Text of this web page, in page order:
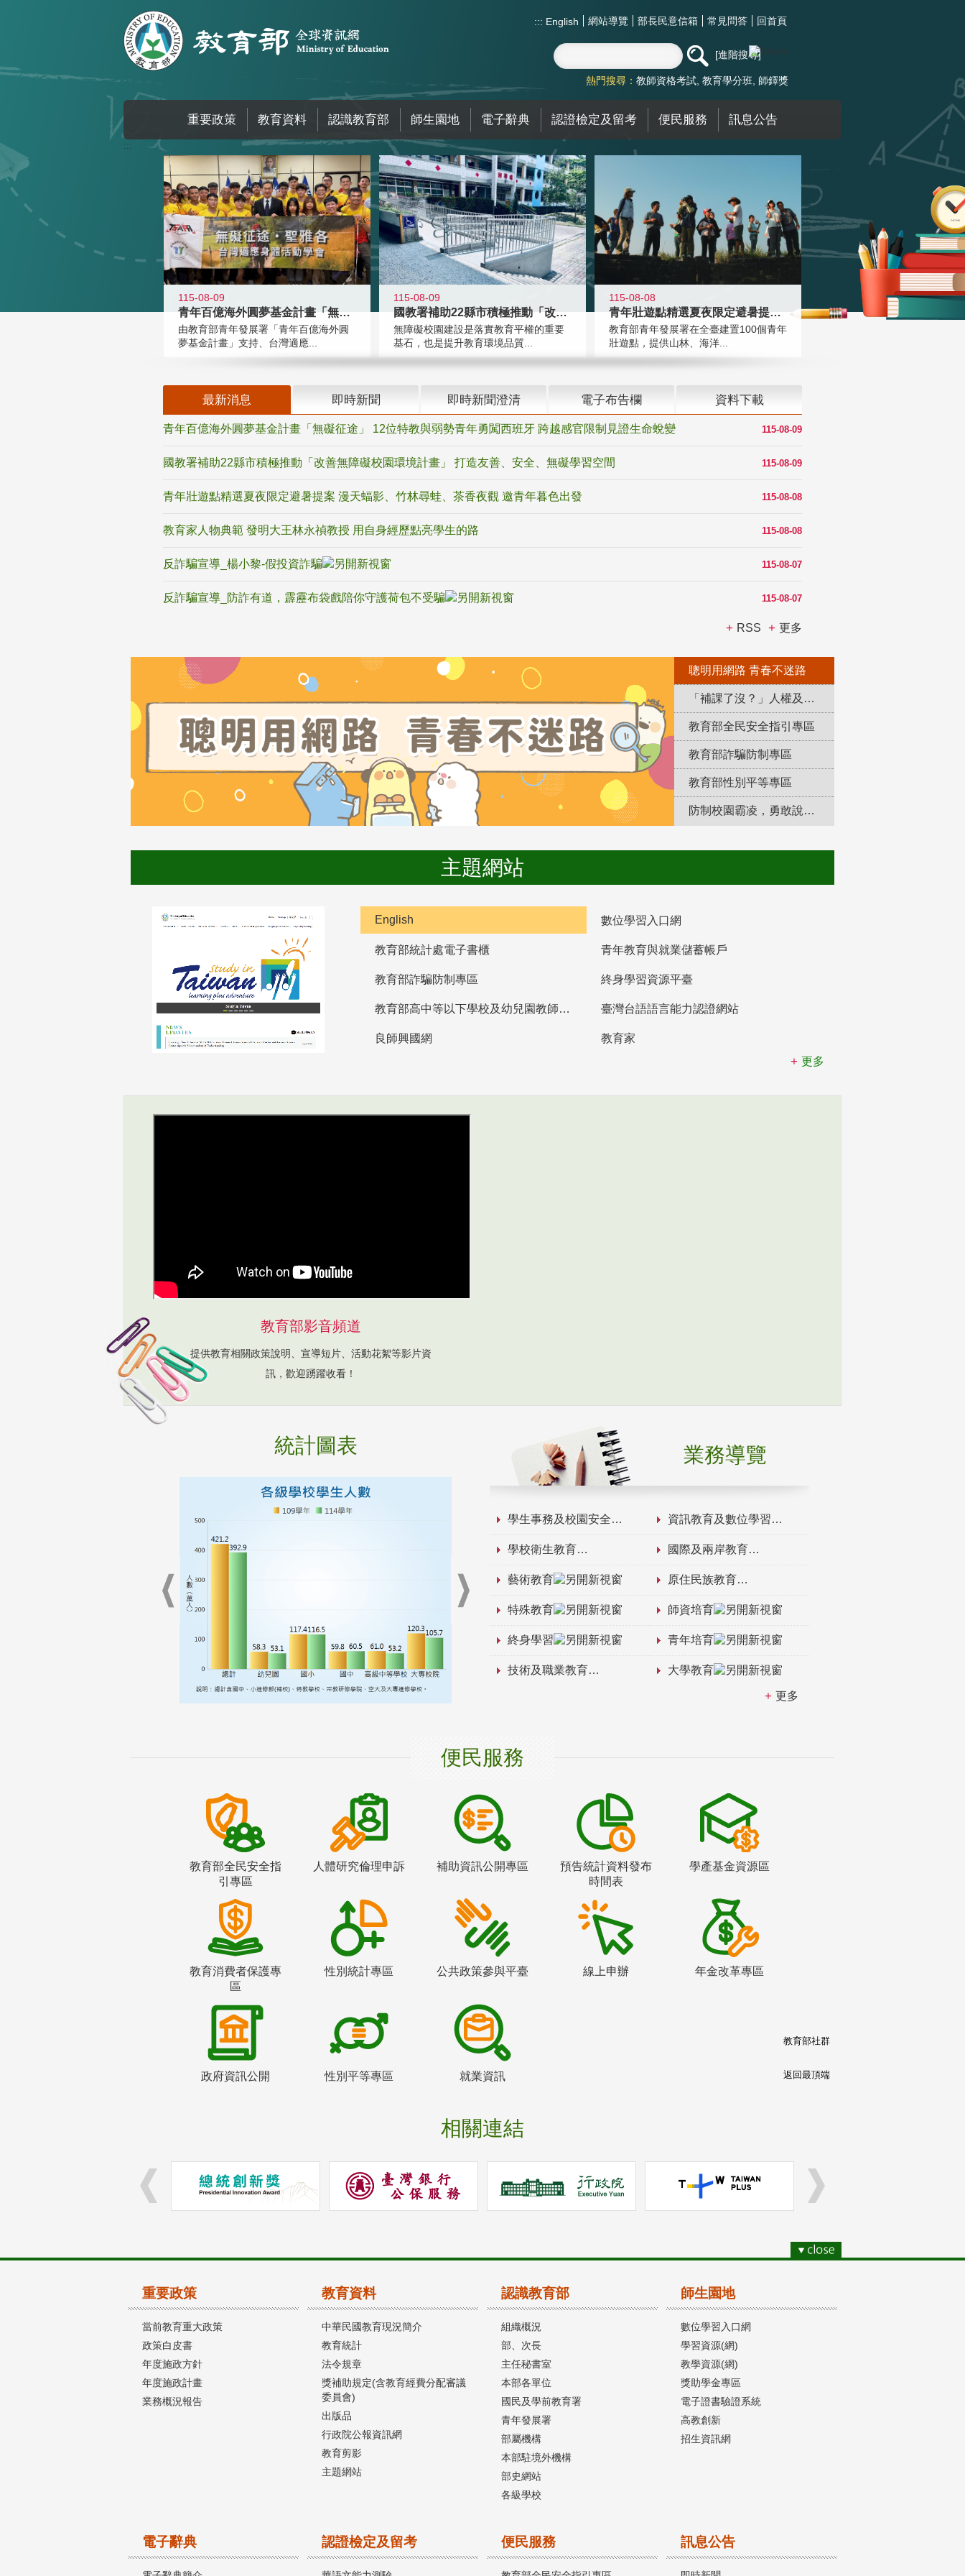
::: English 網站導覽 部長民意信箱 常見問答 回首頁
進階搜尋
熱門搜尋： 教師資格考試 教育學分班 師鐸獎
重要政策 教育資料 認識教育部 師生園地 電子辭典 認證檢定及留考 便民服務 訊息公告
:::
115-08-09
青年百億海外圓夢基金計畫「無礙征途
由教育部青年發展署「青年百億海外圓
夢基金計畫」支持、台灣適應...
115-08-09
國教署補助22縣市積極推動「改善無
無障礙校園建設是落實教育平權的重要
基石，也是提升教育環境品質...
115-08-08
青年壯遊點精選夏夜限定避暑提案 漫
教育部青年發展署在全臺建置100個青年
壯遊點，提供山林、海洋...
最新消息 即時新聞 即時新聞澄清 電子布告欄 資料下載
115-08-09
青年百億海外圓夢基金計畫「無礙征途」 12位特教與弱勢青年勇闖西班牙 跨越感官限制見證生命蛻變
115-08-09
國教署補助22縣市積極推動「改善無障礙校園環境計畫」 打造友善、安全、無礙學習空間
115-08-08
青年壯遊點精選夏夜限定避暑提案 漫天蝠影、竹林尋蛙、茶香夜觀 邀青年暮色出發
115-08-08
教育家人物典範 發明大王林永禎教授 用自身經歷點亮學生的路
115-08-07
反詐騙宣導_楊小黎-假投資詐騙
115-08-07
反詐騙宣導_防詐有道，霹靂布袋戲陪你守護荷包不受騙
RSS 更多
聰明用網路 青春不迷路
「補課了沒？」人權及轉型正義教育專區
教育部全民安全指引專區
教育部詐騙防制專區
教育部性別平等專區
防制校園霸凌，勇敢說出來！
主題網站
English 數位學習入口網
教育部統計處電子書櫃 青年教育與就業儲蓄帳戶
教育部詐騙防制專區 終身學習資源平臺
教育部高中等以下學校及幼兒園教師資格檢定考試 臺灣台語語言能力認證網站
良師興國網
教育家
更多
教育部影音頻道
提供教育相關政策說明、宣導短片、活動花絮等影片資
訊，歡迎踴躍收看！
統計圖表 業務導覽
學生事務及校園安全 資訊教育及數位學習
學校衛生教育 國際及兩岸教育
藝術教育 原住民族教育
特殊教育 師資培育
終身學習 青年培育
技術及職業教育 大學教育
更多
便民服務
教育部全民安全指
引專區
人體研究倫理申訴 補助資訊公開專區
預告統計資料發布
時間表
學產基金資源區
教育消費者保護專
區
性別統計專區 公共政策參與平臺 線上申辦 年金改革專區
政府資訊公開 性別平等專區 就業資訊
相關連結
教育部社群
返回最頂端
重要政策
當前教育重大政策
政策白皮書
年度施政方針
年度施政計畫
業務概況報告
教育資料
中華民國教育現況簡介
教育統計
法令規章
獎補助規定(含教育經費分配審議
委員會)
出版品
行政院公報資訊網
教育剪影
主題網站
認識教育部
組織概況
部、次長
主任秘書室
本部各單位
國民及學前教育署
青年發展署
部屬機構
本部駐境外機構
部史網站
各級學校
師生園地
數位學習入口網
學習資源(網)
教學資源(網)
獎助學金專區
電子證書驗證系統
高教創新
招生資訊網
電子辭典 認證檢定及留考 便民服務 訊息公告